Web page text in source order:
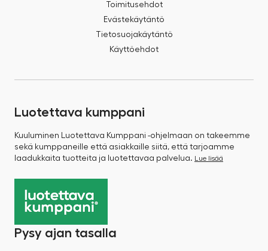
Toimitusehdot
Evästekäytäntö
Tietosuojakäytäntö
Käyttöehdot
Luotettava kumppani
Kuuluminen Luotettava Kumppani -ohjelmaan on takeemme
sekä kumppaneille että asiakkaille siitä, että tarjoamme
laadukkaita tuotteita ja luotettavaa palvelua. Lue lisää
Pysy ajan tasalla